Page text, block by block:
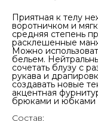
Приятная к телу
воротничком и
средняя степень
расклешенные
Можно
бельем.
сочетать блузу с
рукава и
создавать новые
акцентная
брюками и юбками
Состав: